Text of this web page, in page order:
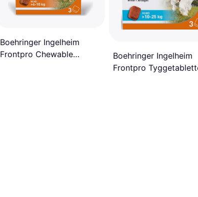
Boehringer Ingelheim
Frontpro Chewable
Boehringer Ingelheim
Frontpro